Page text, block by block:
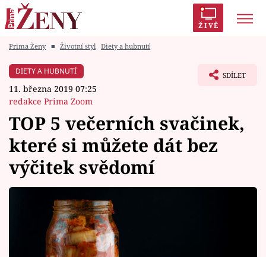
ŽIVĚ
Módní alarm
Zrádci
Témata
Celebrity
Vztahy
Seriály
Prima Ženy ■ Životní styl Diety a hubnutí
DIETY A HUBNUTÍ
11. března 2019 07:25
redakce Prima Zoom
SDÍLET
TOP 5 večerních svačinek,
které si můžete dát bez
výčitek svědomí